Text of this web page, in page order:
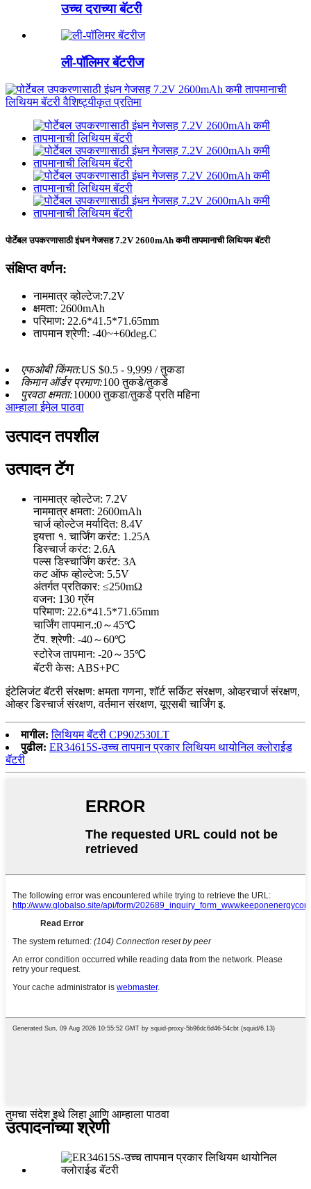
उच्च दराच्या बॅटरी
ली-पॉलिमर बॅटरीज
पोर्टेबल उपकरणासाठी इंधन गेजसह 7.2V 2600mAh कमी तापमानाची लिथियम बॅटरी
संक्षिप्त वर्णन:
नाममात्र व्होल्टेज:7.2V
क्षमता: 2600mAh
परिमाण: 22.6*41.5*71.65mm
तापमान श्रेणी: -40~+60deg.C
एफओबी किंमत:US $0.5 - 9,999 / तुकडा
किमान ऑर्डर प्रमाण:100 तुकडे/तुकडे
पुरवठा क्षमता:10000 तुकडा/तुकडे प्रति महिना
आम्हाला ईमेल पाठवा
उत्पादन तपशील
उत्पादन टॅग
नाममात्र व्होल्टेज: 7.2V
नाममात्र क्षमता: 2600mAh
चार्ज व्होल्टेज मर्यादित: 8.4V
इयत्ता १. चार्जिंग करंट: 1.25A
डिस्चार्ज करंट: 2.6A
पल्स डिस्चार्जिंग करंट: 3A
कट ऑफ व्होल्टेज: 5.5V
अंतर्गत प्रतिकार: ≤250mΩ
वजन: 130 ग्रॅम
परिमाण: 22.6*41.5*71.65mm
चार्जिंग तापमान.:0～45℃
टेंप. श्रेणी: -40～60℃
स्टोरेज तापमान: -20～35℃
बॅटरी केस: ABS+PC
इंटेलिजंट बॅटरी संरक्षण: क्षमता गणना, शॉर्ट सर्किट संरक्षण, ओव्हरचार्ज संरक्षण,
ओव्हर डिस्चार्ज संरक्षण, वर्तमान संरक्षण, यूएसबी चार्जिंग इ.
मागील: लिथियम बॅटरी CP902530LT
पुढील: ER34615S-उच्च तापमान प्रकार लिथियम थायोनिल क्लोराईड
बॅटरी
तुमचा संदेश इथे लिहा आणि आम्हाला पाठवा
उत्पादनांच्या श्रेणी